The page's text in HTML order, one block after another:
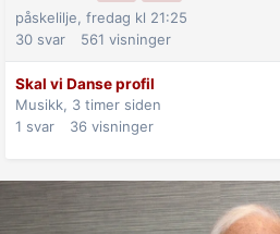
påskelilje, fredag kl 21:25
30 svar 561 visninger
Skal vi Danse profil
Musikk, 3 timer siden
1 svar 36 visninger